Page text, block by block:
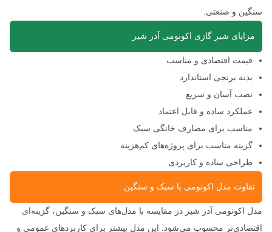
سنگین و صنعتی.
مزایای شیر گازی اکونومی آذر شیر
قیمت اقتصادی و مناسب
بدنه برنجی استاندارد
نصب آسان و سریع
عملکرد ساده و قابل اعتماد
مناسب برای مصارف خانگی سبک
گزینه مناسب برای پروژه‌های کم‌هزینه
طراحی ساده و کاربردی
تفاوت مدل اکونومی با سبک و سنگین
مدل اکونومی آذر شیر در مقایسه با مدل‌های سبک و سنگین، گزینه‌ای
اقتصادی‌تر محسوب می‌شود. این مدل بیشتر برای کاربردهای عمومی و